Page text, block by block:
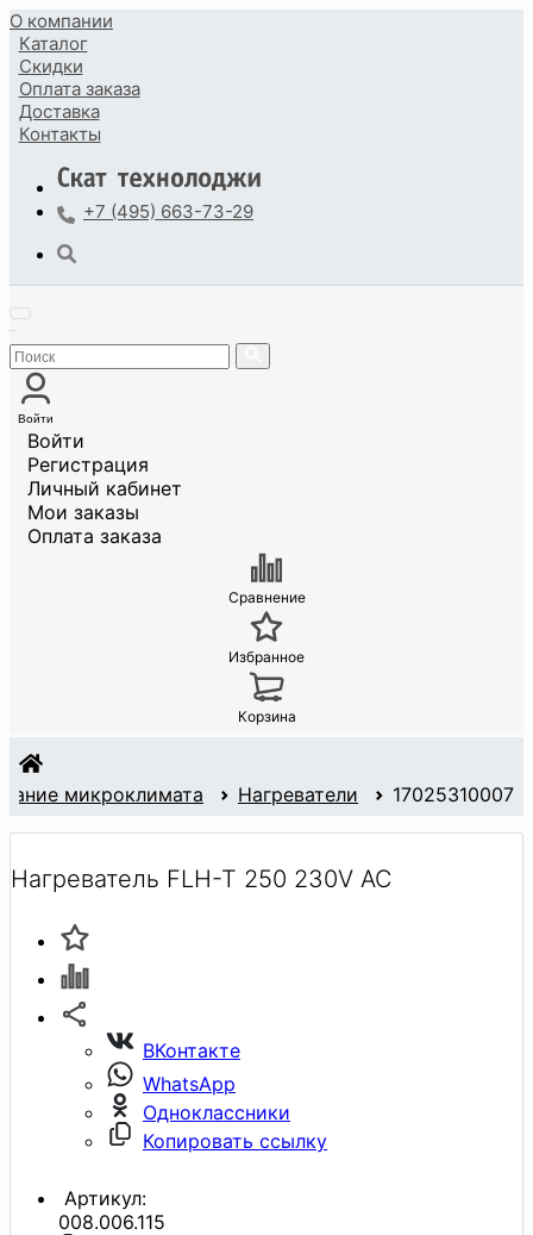
О компании
Каталог
Скидки
Оплата заказа
Доставка
Контакты
+7 (495) 663-73-29
Войти
Войти
Регистрация
Личный кабинет
Мои заказы
Оплата заказа
Сравнение
Избранное
Корзина
микроклимата Нагреватели 17025310007
Нагреватель FLH-T 250 230V AC
ВКонтакте
WhatsApp
Одноклассники
Копировать ссылку
Артикул:
008.006.115